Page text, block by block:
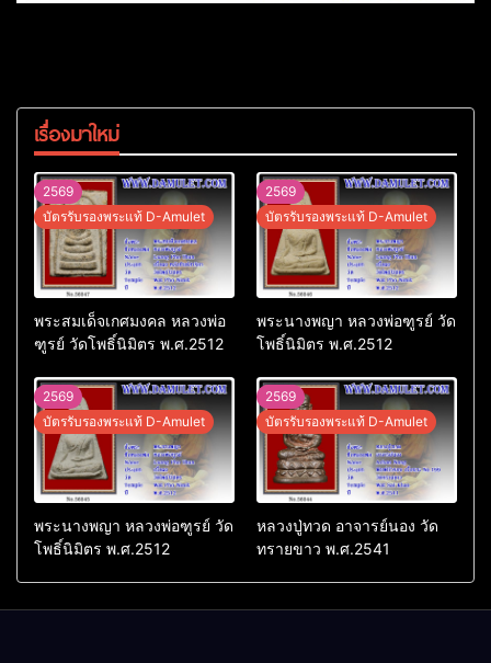
เรื่องมาใหม่
2569
บัตรรับรองพระแท้ D-Amulet
พระสมเด็จเกศมงคล หลวงพ่อ
ฑูรย์ วัดโพธิ์นิมิตร พ.ศ.2512
2569
บัตรรับรองพระแท้ D-Amulet
พระนางพญา หลวงพ่อฑูรย์ วัด
โพธิ์นิมิตร พ.ศ.2512
2569
บัตรรับรองพระแท้ D-Amulet
พระนางพญา หลวงพ่อฑูรย์ วัด
โพธิ์นิมิตร พ.ศ.2512
2569
บัตรรับรองพระแท้ D-Amulet
หลวงปู่ทวด อาจารย์นอง วัด
ทรายขาว พ.ศ.2541